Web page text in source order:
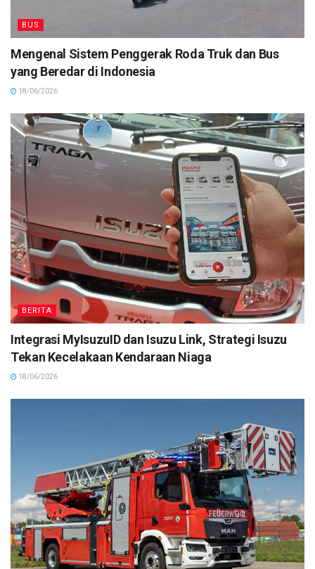
BUS
Mengenal Sistem Penggerak Roda Truk dan Bus
yang Beredar di Indonesia
18/06/2026
BERITA
Integrasi MyIsuzuID dan Isuzu Link, Strategi Isuzu
Tekan Kecelakaan Kendaraan Niaga
18/06/2026